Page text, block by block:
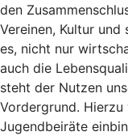
den
Vereinen, Kultur
es, nicht nur
auch die
steht der Nutzen
Vordergrund.
Jugendbeiräte